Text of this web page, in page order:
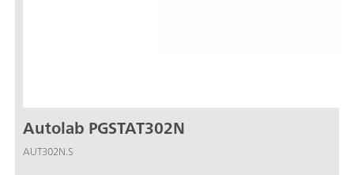
Autolab PGSTAT302N
AUT302N.S